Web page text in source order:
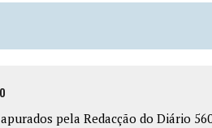
pela Redacção do Diário